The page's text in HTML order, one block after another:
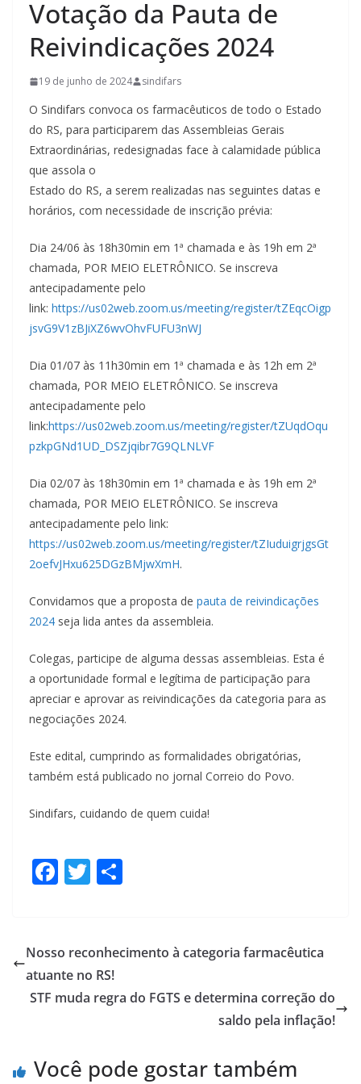
Votação da Pauta de
Reivindicações 2024
19 de junho de 2024 sindifars
O Sindifars convoca os farmacêuticos de todo o Estado
do RS, para participarem das Assembleias Gerais
Extraordinárias, redesignadas face à calamidade pública
que assola o
Estado do RS, a serem realizadas nas seguintes datas e
horários, com necessidade de inscrição prévia:
Dia 24/06 às 18h30min em 1ª chamada e às 19h em 2ª
chamada, POR MEIO ELETRÔNICO. Se inscreva
antecipadamente pelo
link: https://us02web.zoom.us/meeting/register/tZEqcOigp
jsvG9V1zBJiXZ6wvOhvFUFU3nWJ
Dia 01/07 às 11h30min em 1ª chamada e às 12h em 2ª
chamada, POR MEIO ELETRÔNICO. Se inscreva
antecipadamente pelo
link:https://us02web.zoom.us/meeting/register/tZUqdOqu
pzkpGNd1UD_DSZjqibr7G9QLNLVF
Dia 02/07 às 18h30min em 1ª chamada e às 19h em 2ª
chamada, POR MEIO ELETRÔNICO. Se inscreva
antecipadamente pelo link:
https://us02web.zoom.us/meeting/register/tZIuduigrjgsGt
2oefvJHxu625DGzBMjwXmH.
Convidamos que a proposta de pauta de reivindicações
2024 seja lida antes da assembleia.
Colegas, participe de alguma dessas assembleias. Esta é
a oportunidade formal e legítima de participação para
apreciar e aprovar as reivindicações da categoria para as
negociações 2024.
Este edital, cumprindo as formalidades obrigatórias,
também está publicado no jornal Correio do Povo.
Sindifars, cuidando de quem cuida!
F
b
o
o
T
er e
Nosso reconhecimento à categoria farmacêutica
atuante no RS!
STF muda regra do FGTS e determina correção do
saldo pela inflação!
Você pode gostar também